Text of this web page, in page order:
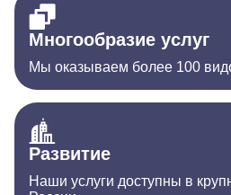
Многообразие услуг
Мы оказываем более 100
Развитие
Наши услуги доступны в